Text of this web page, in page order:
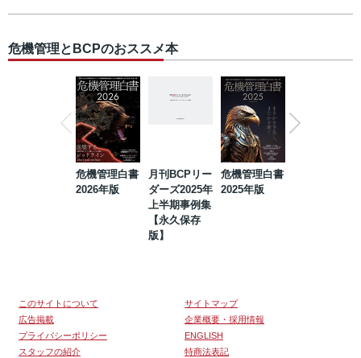
危機管理とBCPのおススメ本
危機管理白書
2026年版
月刊BCPリー
ダーズ2025年
上半期事例集
【永久保存
版】
危機管理白書
2025年版
このサイトについて
サイトマップ
広告掲載
企業概要・採用情報
プライバシーポリシー
ENGLISH
スタッフの紹介
特商法表記